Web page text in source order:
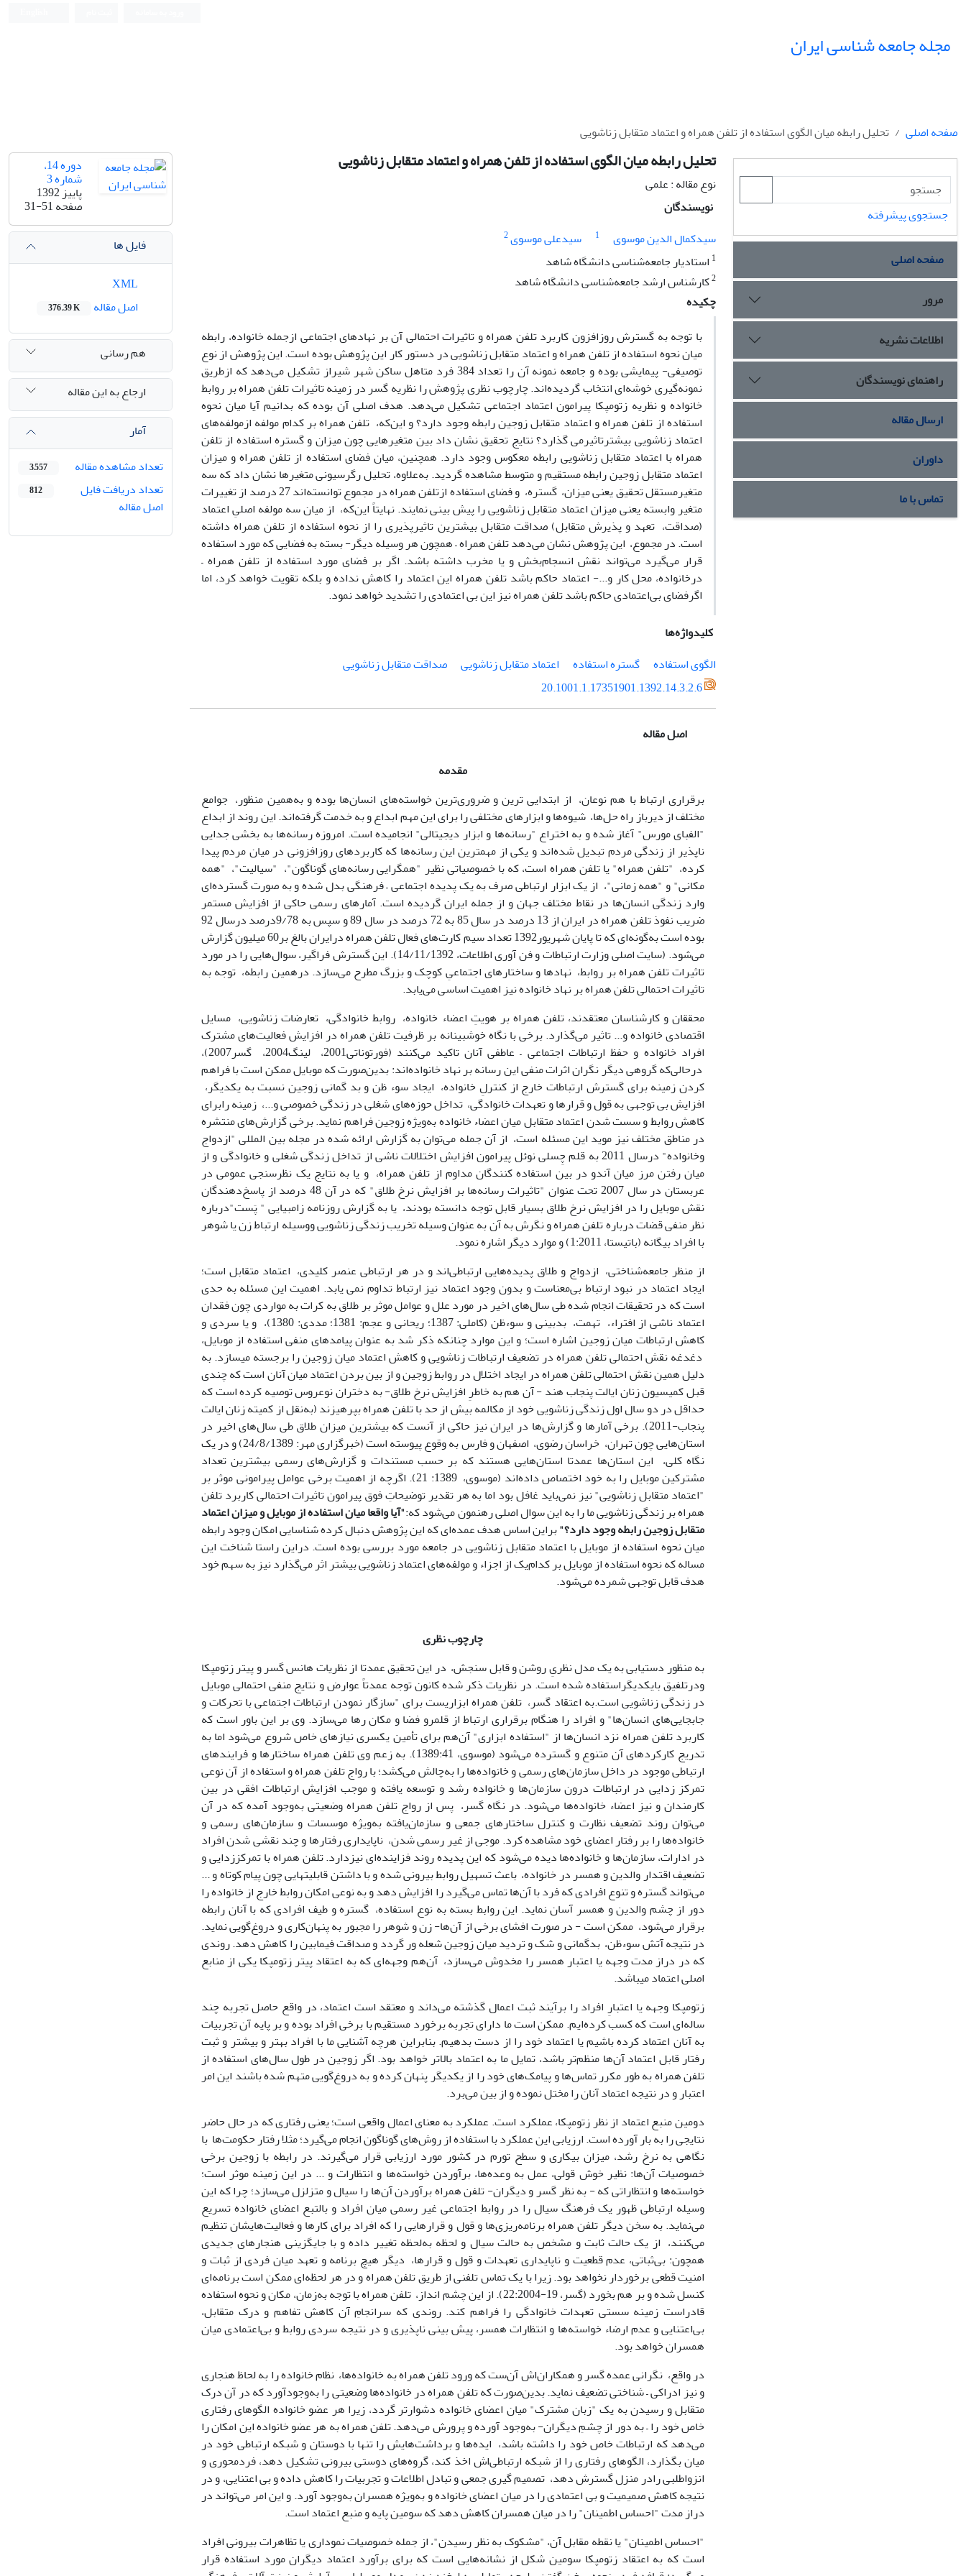
مجله جامعه شناسی ایران
صفحه اصلی تحلیل رابطه میان الگوی استفاده از تلفن همراه و اعتماد متقابل زناشویی
تحلیل رابطه میان الگوی استفاده از تلفن همراه و اعتماد متقابل زناشویی
نوع مقاله : علمی
نویسندگان
سیدکمال الدین موسوی
1 سیدعلی موسوی2
1 استادیار جامعه‌شناسی دانشگاه شاهد
2کارشناس ارشد جامعه‌شناسی دانشگاه شاهد
چکیده
با توجه به گسترش روزافزون کاربرد تلفن همراه و تاثیرات احتمالی آن بر نهادهای اجتماعی ازجمله خانواده، رابطه
میان نحوه استفاده از تلفن همراه و اعتماد متقابل زناشویی در دستور کار این پژوهش بوده است. این پژوهش از نوع
توصیفی- پیمایشی بوده و جامعه نمونه آن را تعداد 384 فرد متاهل ساکن شهر شیراز تشکیل می‌دهد که ازطریق
نمونه‌گیری خوشه‌ای انتخاب گردیده‌اند. چارچوب نظری پژوهش را نظریه گسر در زمینه تاثیرات تلفن همراه بر روابط
خانواده و نظریه زتومپکا پیرامون اعتماد اجتماعی تشکیل می‌دهد. هدف اصلی آن بوده که بدانیم آیا میان نحوه
استفاده از تلفن همراه و اعتماد متقابل زوجین رابطه وجود دارد؟ و این‌که، تلفن همراه بر کدام مولفه ازمولفه‌های
اعتماد زناشویی بیشترتاثیرمی گذارد؟ نتایج تحقیق نشان داد بین متغیرهایی چون میزان و گستره استفاده از تلفن
همراه با اعتماد متقابل زناشویی رابطه معکوس وجود دارد. همچنین، میان فضای استفاده از تلفن همراه و میزان
اعتماد متقابل زوجین رابطه مستقیم و متوسط مشاهده گردید. به‌علاوه، تحلیل رگرسیونی متغیرها نشان داد که سه
متغیرمستقل تحقیق یعنی میزان، گستره، و فضای استفاده ازتلفن همراه در مجموع توانسته‌اند 27 درصد از تغییرات
متغیر وابسته یعنی میزان اعتماد متقابل زناشویی را پیش بینی نمایند. نهایتاً این‌که، از میان سه مولفه اصلیِ اعتماد
(صداقت، تعهد و پذیرش متقابل) صداقت متقابل بیشترین تاثیرپذیری را از نحوه استفاده از تلفن همراه داشته
است. در مجموع، این پژوهش نشان می‌دهد تلفن همراه – همچون هر وسیله دیگر- بسته به فضایی که مورد استفاده
قرار می‌گیرد می‌تواند نقش انسجام‌بخش و یا مخرب داشته باشد. اگر بر فضای مورد استفاده از تلفن همراه –
درخانواده، محل کار و...- اعتماد حاکم باشد تلفن همراه این اعتماد را کاهش نداده و بلکه تقویت خواهد کرد، اما
اگرفضای بی‌اعتمادی حاکم باشد تلفن همراه نیز این بی اعتمادی را تشدید خواهد نمود.
کلیدواژه‌ها
الگوی استفاده
گستره استفاده اعتماد متقابل زناشویی
صداقت متقابل زناشویی
20.1001.1.17351901.1392.14.3.2.6
اصل مقاله
مقدمه
برقراری ارتباط با هم نوعان، از ابتدایی ترین و ضروری‌ترین خواسته‌های انسان‌ها بوده و به‌همین منظور، جوامع
مختلف از دیرباز راه حل‌ها، شیوه‌ها و ابزارهای مختلفی را برای این مهم ابداع و به خدمت گرفته‌اند. این روند از ابداع
"الفبای مورس" آغاز شده و به اختراع "رسانه‌ها و ابزار دیجیتالی" انجامیده است. امروزه رسانه‌ها به بخشی جدایی
ناپذیر از زندگی مردم تبدیل شده‌اند و یکی از مهمترین این رسانه‌ها که کاربردهای روزافزونی در میان مردم پیدا
کرده، "تلفن همراه" یا تلفن همراه است، که با خصوصیاتی نظیر "همگرایی رسانه‌های گوناگون"، "سیالیت"، "همه
مکانی" و "همه زمانی"، از یک ابزار ارتباطی صرف به یک پدیده اجتماعی – فرهنگی بدل شده و به صورت گسترده‌ای
وارد زندگی انسان‌ها در نقاط مختلف جهان و از جمله ایران گردیده است. آمارهای رسمی حاکی از افزایش مستمر
ضریب نفوذ تلفن همراه در ایران از 13 درصد در سال 85 به 72 درصد در سال 89 و سپس به 9/78درصد درسال 92
بوده است به‌گونه‌ای که تا پایان شهریور1392 تعداد سیم کارت‌های فعال تلفن همراه درایران بالغ بر60 میلیون گزارش
می‌شود. (سایت اصلی وزارت ارتباطات و فن آوری اطلاعات، 14/11/1392). این گسترش فراگیر، سوال‌هایی را در مورد
تاثیرات تلفن همراه بر روابط، نهادها و ساختارهای اجتماعیِ کوچک و بزرگ مطرح می‌سازد. درهمین رابطه، توجه به
تاثیرات احتمالی تلفن همراه بر نهاد خانواده نیز اهمیت اساسی می‌یابد.
محققان و کارشناسان معتقدند، تلفن همراه بر هویتِ اعضاء خانواده، روابط خانوادگی، تعارضات زناشویی، مسایل
اقتصادی خانواده و... تاثیر می‌گذارد. برخی با نگاه خوشبینانه بر ظرفیت تلفن همراه در افزایش فعالیت‌های مشترک
افراد خانواده و حفظ ارتباطات اجتماعی – عاطفی آنان تاکید می‌کنند (فورتوناتی2001، لینگ2004، گسر2007)،
درحالی‌که گروهی دیگر نگران اثرات منفی این رسانه بر نهاد خانواده‌اند: بدین‌صورت که موبایل ممکن است با فراهم
کردن زمینه برای گسترش ارتباطات خارج از کنترلِ خانواده، ایجاد سوء ظن و بد گمانی زوجین نسبت به یکدیگر،
افزایش بی توجهی به قول و قرارها و تعهدات خانوادگی، تداخل حوزه‌های شغلی در زندگی خصوصی و...، زمینه رابرای
کاهش روابط و سست شدن اعتماد متقابل میان اعضاء خانواده به‌ویژه زوجین فراهم نماید. برخی گزارش‌های منتشره
در مناطق مختلف نیز موید این مسئله است، از آن جمله می‌توان به گزارش ارائه شده در مجله بین المللی "ازدواج
وخانواده" درسال 2011 به قلم چِسلی نوئل پیرامون افزایش اختلالات ناشی از تداخل زندگی شغلی و خانوادگی و از
میان رفتن مرز میان آندو در بین استفاده کنندگان مداوم از تلفن همراه، و یا به نتایج یک نظرسنجی عمومی در
عربستان در سال 2007 تحت عنوان "تاثیرات رسانه‌ها بر افزایش نرخ طلاق" که در آن 48 درصد از پاسخ‌دهندگان
نقش موبایل را در افزایش نرخ طلاق بسیار قابل توجه دانسته بودند، یا به گزارش روزنامه زامبیایی " پَست"درباره
نظر منفی قضات درباره تلفن همراه و نگرش به آن به عنوان وسیله تخریب زندگی زناشویی ووسیله ارتباط زن یا شوهر
با افراد بیگانه (باتیستا، 1:2011) و موارد دیگر اشاره نمود.
از منظر جامعه‌شناختی، ازدواج و طلاق پدیده‌هایی ارتباطی‌اند و در هر ارتباطی عنصر کلیدی، اعتماد متقابل است؛
ایجاد اعتماد در نبود ارتباط بی‌معناست و بدون وجود اعتماد نیز ارتباط تداوم نمی یابد. اهمیت این مسئله به حدی
است که در تحقیقات انجام شده طی سال‌های اخیر در مورد علل و عوامل موثر بر طلاق به کرات به مواردی چون فقدان
اعتماد ناشی از افتراء، تهمت، بدبینی و سوءظن (کاملی: 1387؛ ریحانی و عجم: 1381؛ مددی: 1380)، و یا سردی و
کاهش ارتباطات میان زوجین اشاره است؛ و این موارد چنانکه ذکر شد به عنوان پیامدهای منفی استفاده از موبایل،
دغدغه نقش احتمالی تلفن همراه در تضعیف ارتباطات زناشویی و کاهش اعتماد میان زوجین را برجسته میسازد. به
دلیل همین نقش احتمالی تلفن همراه در ایجاد اختلال در روابط زوجین و از بین بردن اعتماد میان آنان است که چندی
قبل کمیسیون زنان ایالت پنجاب هند - آن هم به خاطرِ افزایش نرخ طلاق- به دختران نوعروس توصیه کرده است که
حداقل در دو سال اول زندگی زناشویی خود از مکالمه بیش از حد با تلفن همراه بپرهیزند (به‌نقل از کمیته زنان ایالت
پنجاب-2011). برخی آمارها و گزارش‌ها در ایران نیز حاکی از آنست که بیشترین میزان طلاق طی سال‌های اخیر در
استان‌هایی چون تهران، خراسان رضوی، اصفهان و فارس به وقوع پیوسته است (خبرگزاری مهر: 24/8/1389) و در یک
نگاه کلی، این استان‌ها عمدتا استان‌هایی هستند که بر حسب مستندات و گزارش‌های رسمی بیشترین تعداد
مشترکین موبایل را به خود اختصاص داده‌اند (موسوی، 1389: 21). اگرچه از اهمیت برخی عوامل پیرامونی موثر بر
"اعتماد متقابل زناشویی" نیز نمی‌باید غافل بود اما به هر تقدیر توضیحاتِ فوق پیرامون تاثیرات احتمالی کاربرد تلفن
همراه بر زندگی زناشویی ما را به این سوال اصلی رهنمون می‌شود که:"آیا واقعا میان استفاده از موبایل و میزان اعتماد
متقابل زوجین رابطه وجود دارد؟"براین اساس هدف عمده‌ای که این پژوهش دنبال کرده شناسایی امکان وجود رابطه
میان نحوه استفاده از موبایل با اعتماد متقابل زناشویی در جامعه مورد بررسی بوده است. دراین راستا شناخت این
مساله که نحوه استفاده از موبایل بر کدام‌یک از اجزاء و مولفه‌های اعتماد زناشویی بیشتر اثر می‌گذارد نیز به سهم خود
هدف قابل توجهی شمرده می‌شود.
چارچوب نظری
به منظور دستیابی به یک مدل نظریِ روشن و قابل سنجش، در این تحقیق عمدتا از نظریات هانس گسر و پیتر زتومپکا
ودرتلفیق بایکدیگراستفاده شده است. در نظریات ذکر شده کانون توجه عمدتاً عوارض و نتایج منفی احتمالی موبایل
در زندگی زناشویی است.به اعتقاد گسر، تلفن همراه ابزاریست برای "سازگار نمودن ارتباطات اجتماعی با تحرکات و
جابجایی‌های انسان‌ها" و افراد را هنگام برقراری ارتباط از قلمرو فضا و مکان رها می‌سازد. وی بر این باور است که
کاربرد تلفن همراه نزد انسان‌ها از "استفاده ابزاری" آن‌هم برای تأمین یکسری نیازهای خاص شروع می‌شود اما به
تدریج کارکردهای آن متنوع و گسترده می‌شود (موسوی، 1389:41). به زعم وی تلفن همراه ساختارها و فرایندهای
ارتباطی موجود در داخل سازمان‌های رسمی و خانواده‌ها را به‌چالش می‌کشد؛ با رواج تلفن همراه و استفاده از آن نوعی
تمرکز زدایی در ارتباطات درون سازمان‌ها و خانواده رشد و توسعه یافته و موجب افزایش ارتباطات افقی در بین
کارمندان و نیز اعضاء خانواده‌ها می‌شود. در نگاه گسر، پس از رواج تلفن همراه وضعیتی به‌وجود آمده که در آن
می‌توان روند تضعیف نظارت و کنترل ساختارهای جمعی و سازمان‌یافته به‌ویژه موسسات و سازمان‌های رسمی و
خانواده‌ها را بر رفتار اعضای خود مشاهده کرد. موجی از غیر رسمی شدن، ناپایداری رفتارها و چند نقشی شدن افراد
در ادارات، سازمان‌ها و خانواده‌ها دیده می‌شود که این پدیده روند فزاینده‌ای نیزدارد. تلفن همراه با تمرکززدایی و
تضعیف اقتدار والدین و همسر در خانواده، باعث تسهیل روابط بیرونی شده و با داشتن قابلیتهایی چون پیام کوتاه و ...
می‌تواند گستره و تنوع افرادی که فرد با آن‌ها تماس می‌گیرد را افزایش دهد و به نوعی امکان روابط خارج از خانواده را
دور از چشم والدین و همسر آسان نماید. این روابط بسته به نوع استفاده، گستره و طیف افرادی که با آنان رابطه
برقرار می‌شود، ممکن است - در صورت افشای برخی از آن‌ها- زن و شوهر را مجبور به پنهان‌کاری و دروغ‌گویی نماید.
در نتیجه آتش سوءظن، بدگمانی و شک و تردید میان زوجین شعله ور گردد و صداقت فیمابین را کاهش دهد. روندی
که در دراز مدت وجهه یا اعتبار همسر را مخدوش می‌سازد، آن‌هم وجهه‌ای که به اعتقاد پیتر زتومپکا یکی از منابع
اصلی اعتماد میباشد.
زتومپکا وجهه یا اعتبارِ افراد را برآیند ثبت اعمال گذشته می‌داند و معتقد است اعتماد، در واقع حاصل تجربه چند
ساله‌ای است که کسب کرده‌ایم. ممکن است ما دارای تجربه برخورد مستقیم با برخی افراد بوده و بر پایه آن تجربیات
به آنان اعتماد کرده باشیم یا اعتماد خود را از دست بدهیم. بنابراین هرچه آشنایی ما با افراد بهتر و بیشتر و ثبت
رفتار قابل اعتماد آن‌ها منظم‌تر باشد، تمایل ما به اعتماد بالاتر خواهد بود. اگر زوجین در طول سال‌های استفاده از
تلفن همراه به طور مکرر تماس‌ها و پیامک‌های خود را از یکدیگر پنهان کرده و به دروغ‌گویی متهم شده باشند این امر
اعتبار و در نتیجه اعتماد آنان را مختل نموده و از بین می‌برد.
دومین منبع اعتماد از نظر زتومپکا، عملکرد است. عملکرد به معنای اعمال واقعی است؛ یعنی رفتاری که در حال حاضر
نتایجی را به بار آورده است. ارزیابی این عملکرد با استفاده از روش‌های گوناگون انجام می‌گیرد؛ مثلا رفتار حکومت‌ها با
نگاهی به نرخ رشد، میزان بیکاری و سطح تورم در کشور مورد ارزیابی قرار می‌گیرند. در رابطه با زوجین برخی
خصوصیات آن‌ها: نظیر خوش قولی، عمل به وعده‌ها، برآوردن خواسته‌ها و انتظارات و ... در این زمینه موثر است؛
خواسته‌ها و انتظاراتی که - به نظر گسر و دیگران- تلفن همراه برآوردن آن‌ها را سیال و متزلزل می‌سازد؛ چرا که این
وسیله ارتباطی ظهور یک فرهنگ سیال را در روابط اجتماعی غیر رسمی میان افراد و بالتبع اعضای خانواده تسریع
می‌نماید. به سخن دیگر تلفن همراه برنامه‌ریزی‌ها و قول و قرارهایی را که افراد برای کارها و فعالیت‌هایشان تنظیم
می‌کنند، از یک حالت ثابت و مشخص به حالت سیال و لحظه به‌لحظه تغییر داده و با جایگزینی هنجارهای جدیدی
همچون: بی‌ثباتی، عدم قطعیت و ناپایداری تعهدات و قول و قرارها، دیگر هیچ برنامه و تعهد میان فردی از ثبات و
امنیت قطعی برخوردار نخواهد بود. زیرا با یک تماس تلفنی از طریق تلفن همراه و در هر لحظه‌ای ممکن است برنامه‌ای
کنسل شده و بر هم بخورد (گسر، 19-22:2004). از این چشم انداز، تلفن همراه با توجه به‌زمان، مکان و نحوه استفاده
قادراست زمینه سستی تعهدات خانوادگی را فراهم کند. روندی که سرانجامِ آن کاهش تفاهم و درک متقابل،
بی‌اعتنایی و عدم ارضاء خواسته‌ها و انتظارات همسر، پیش بینی ناپذیری و در نتیجه سردی روابط و بی‌اعتمادی میان
همسران خواهد بود.
در واقع، نگرانی عمده گسر و همکاران‌اش آن‌ست که ورود تلفن همراه به خانواده‌ها، نظام خانواده را به لحاظ هنجاری
و نیز ادراکی – شناختی تضعیف نماید. بدین‌صورت که تلفن همراه در خانواده‌ها وضعیتی را به‌وجودآورد که در آن درک
متقابل و رسیدن به یک "زبان مشترک" میان اعضای خانواده دشوارتر گردد، زیرا هر عضو خانواده الگوهای رفتاری
خاص خود را – به دور از چشمِ دیگران- به‌وجود آورده و پرورش می‌دهد. تلفن همراه به هر عضو خانواده این امکان را
می‌دهد که ارتباطات خاص خود را داشته باشد، ایده‌ها و برداشت‌هایش را تنها با دوستان و شبکه ارتباطی خود در
میان بگذارد، الگوهای رفتاری را از شبکه ارتباطی‌اش اخذ کند، گروه‌های دوستی بیرونی تشکیل دهد، فردمحوری و
انزواطلبی رادر منزل گسترش دهد، تصمیم گیری جمعی و تبادل اطلاعات و تجربیات را کاهش داده و بی اعتنایی، و در
نتیجه کاهش صمیمیت و بی اعتمادی را در میان اعضای خانواده و به‌ویژه همسران به‌وجود آورد. و این امر می‌تواند در
دراز مدت "احساس اطمینان" را در میان همسران کاهش دهد که سومین پایه و منبع اعتماد است.
"احساس اطمینان" یا نقطه مقابل آن، "مشکوک به نظر رسیدن"، از جمله خصوصیات نموداری یا تظاهرات بیرونی افراد
است که به اعتقاد زتومپکا سومین شکل از نشانه‌هایی است که برای برآورد اعتماد دیگران مورد استفاده قرار
دوره 14،
شماره 3
پاییز 1392
صفحه31-51
فایل ها
اصل مقاله
376.39 K
هم رسانی
ارجاع به این مقاله
آمار
تعداد مشاهده مقاله
3,557
تعداد دریافت فایل
اصل مقاله
812
جستجوی پیشرفته
صفحه اصلی
مرور
اطلاعات نشریه
راهنمای نویسندگان
ارسال مقاله
داوران
تماس با ما